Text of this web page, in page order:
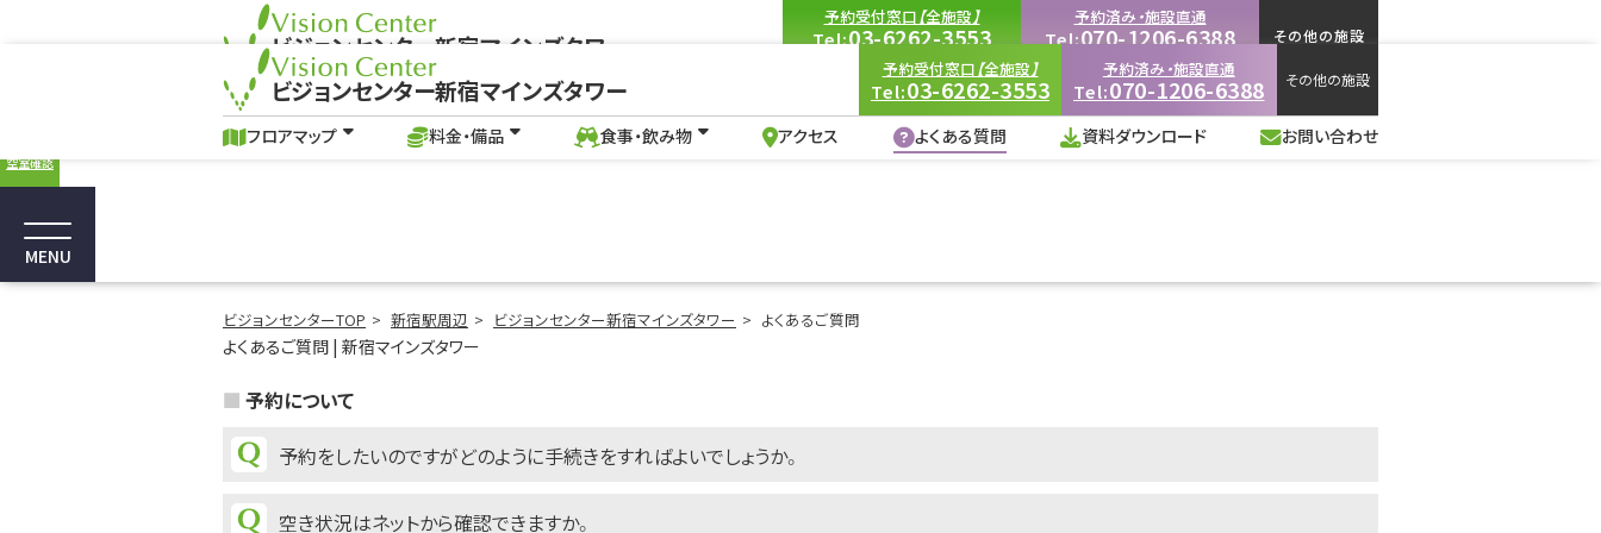
ビジョンセンター新宿マインズタワー
予約受付窓口【全施設】
Tel:03-6262-3553
予約済み・施設直通
Tel:070-1206-6388 その他の施設
よくあるご質問｜新宿駅南口のイベントホール、セミナー会場 ビジョンセンター新宿マインズタワー
フロアマップ 料金・備品 食事・飲み物 よくある質問 資料ダウンロード お問い合わせ
空室確認
MENU
ビジョンセンター新宿マインズタワー
予約受付窓口【全施設】
Tel:03-6262-3553
予約済み・施設直通
Tel:070-1206-6388 その他の施設
フロアマップ 料金・備品 食事・飲み物 アクセス よくある質問 資料ダウンロード お問い合わせ
ビジョンセンターTOP 新宿駅周辺 ビジョンセンター新宿マインズタワー よくあるご質問
よくあるご質問 | 新宿マインズタワー
予約について
予約をしたいのですがどのように手続きをすればよいでしょうか。
空き状況はネットから確認できますか。